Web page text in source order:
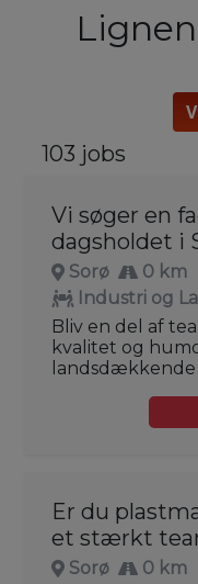
103 jobs
Vi søger en
dagsholdet i
Sorø
0 km
Industri og
Bliv en del af
kvalitet og
Er du
et stærkt
Sorø
0 km